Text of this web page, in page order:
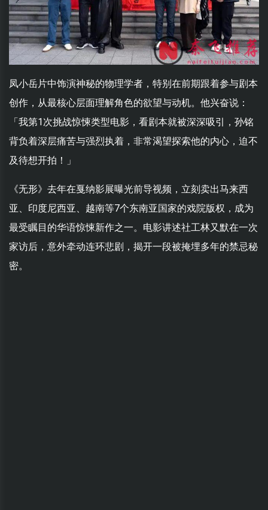
凤小岳片中饰演神秘的物理学者，特别在前期跟着参与剧本
创作，从最核心层面理解角色的欲望与动机。他兴奋说：
「我第1次挑战惊悚类型电影，看剧本就被深深吸引，孙铭
背负着深层痛苦与强烈执着，非常渴望探索他的内心，迫不
及待想开拍！」
《无形》去年在戛纳影展曝光前导视频，立刻卖出马来西
亚、印度尼西亚、越南等7个东南亚国家的戏院版权，成为
最受瞩目的华语惊悚新作之一。电影讲述社工林又默在一次
家访后，意外牵动连环悲剧，揭开一段被掩埋多年的禁忌秘
密。